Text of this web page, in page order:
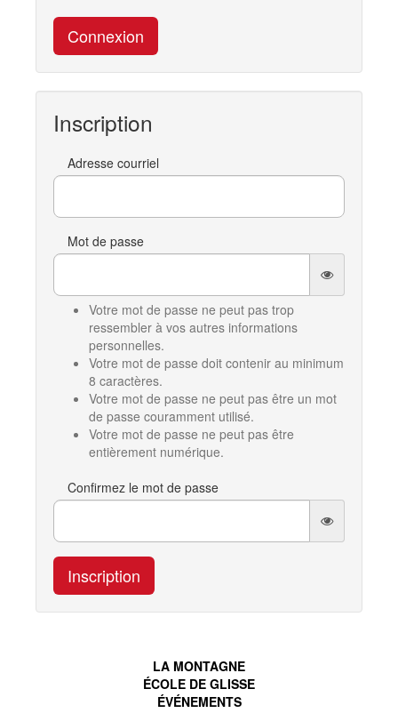
Connexion
Inscription
Adresse courriel
Mot de passe
Votre mot de passe ne peut pas trop
ressembler à vos autres informations
personnelles.
Votre mot de passe doit contenir au minimum
8 caractères.
Votre mot de passe ne peut pas être un mot
de passe couramment utilisé.
Votre mot de passe ne peut pas être
entièrement numérique.
Confirmez le mot de passe
Inscription
LA MONTAGNE
ÉCOLE DE GLISSE
ÉVÉNEMENTS